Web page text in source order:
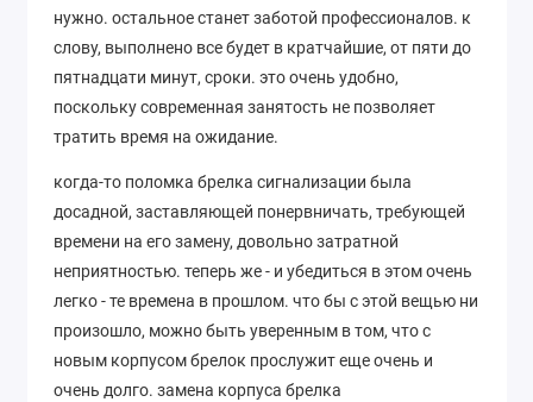
нужно. остальное станет заботой профессионалов. к
слову, выполнено все будет в кратчайшие, от пяти до
пятнадцати минут, сроки. это очень удобно,
поскольку современная занятость не позволяет
тратить время на ожидание.
когда-то поломка брелка сигнализации была
досадной, заставляющей понервничать, требующей
времени на его замену, довольно затратной
неприятностью. теперь же - и убедиться в этом очень
легко - те времена в прошлом. что бы с этой вещью ни
произошло, можно быть уверенным в том, что с
новым корпусом брелок прослужит еще очень и
очень долго. замена корпуса брелка